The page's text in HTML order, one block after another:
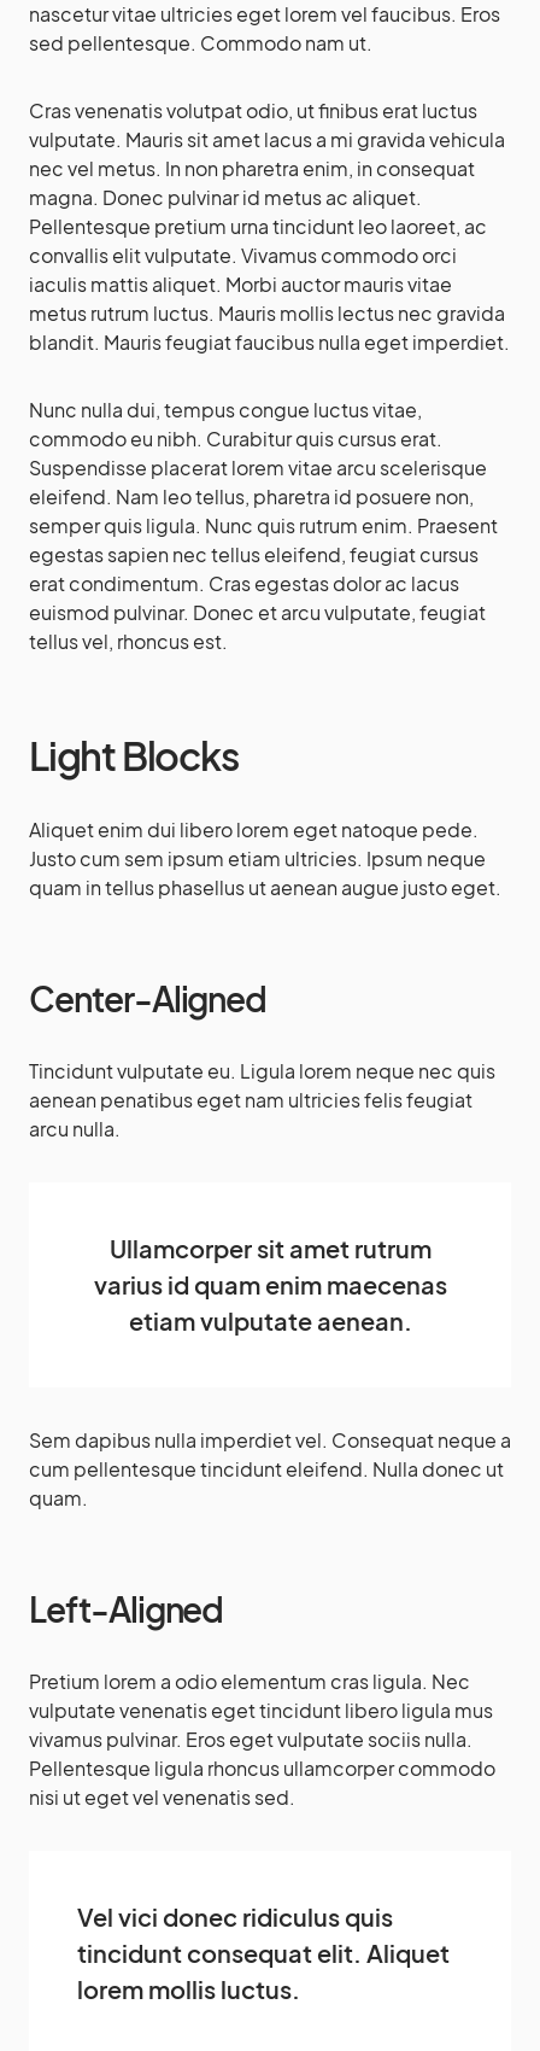
nascetur vitae ultricies eget lorem vel faucibus. Eros
sed pellentesque. Commodo nam ut.
Cras venenatis volutpat odio, ut finibus erat luctus
vulputate. Mauris sit amet lacus a mi gravida vehicula
nec vel metus. In non pharetra enim, in consequat
magna. Donec pulvinar id metus ac aliquet.
Pellentesque pretium urna tincidunt leo laoreet, ac
convallis elit vulputate. Vivamus commodo orci
iaculis mattis aliquet. Morbi auctor mauris vitae
metus rutrum luctus. Mauris mollis lectus nec gravida
blandit. Mauris feugiat faucibus nulla eget imperdiet.
Nunc nulla dui, tempus congue luctus vitae,
commodo eu nibh. Curabitur quis cursus erat.
Suspendisse placerat lorem vitae arcu scelerisque
eleifend. Nam leo tellus, pharetra id posuere non,
semper quis ligula. Nunc quis rutrum enim. Praesent
egestas sapien nec tellus eleifend, feugiat cursus
erat condimentum. Cras egestas dolor ac lacus
euismod pulvinar. Donec et arcu vulputate, feugiat
tellus vel, rhoncus est.
Light Blocks
Aliquet enim dui libero lorem eget natoque pede.
Justo cum sem ipsum etiam ultricies. Ipsum neque
quam in tellus phasellus ut aenean augue justo eget.
Center-Aligned
Tincidunt vulputate eu. Ligula lorem neque nec quis
aenean penatibus eget nam ultricies felis feugiat
arcu nulla.
Ullamcorper sit amet rutrum
varius id quam enim maecenas
etiam vulputate aenean.
Sem dapibus nulla imperdiet vel. Consequat neque a
cum pellentesque tincidunt eleifend. Nulla donec ut
quam.
Left-Aligned
Pretium lorem a odio elementum cras ligula. Nec
vulputate venenatis eget tincidunt libero ligula mus
vivamus pulvinar. Eros eget vulputate sociis nulla.
Pellentesque ligula rhoncus ullamcorper commodo
nisi ut eget vel venenatis sed.
Vel vici donec ridiculus quis
tincidunt consequat elit. Aliquet
lorem mollis luctus.